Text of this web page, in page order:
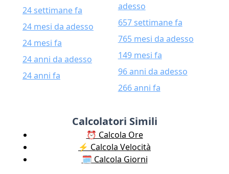
24 settimane fa
24 mesi da adesso
24 mesi fa
24 anni da adesso
24 anni fa
adesso
657 settimane fa
765 mesi da adesso
149 mesi fa
96 anni da adesso
266 anni fa
Calcolatori Simili
⏰ Calcola Ore
⚡️ Calcola Velocità
🗓️ Calcola Giorni